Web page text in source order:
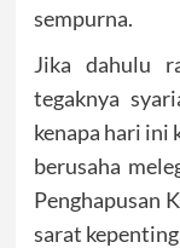
sempurna.
Jika dahulu
tegaknya
kenapa hari ini
berusaha
Penghapusan
sarat